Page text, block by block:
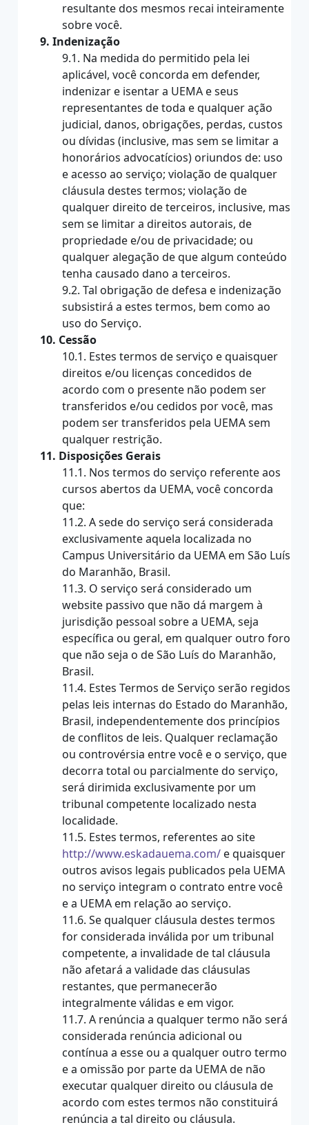
resultante dos mesmos recai inteiramente
sobre você.
9. Indenização
9.1. Na medida do permitido pela lei
aplicável, você concorda em defender,
indenizar e isentar a UEMA e seus
representantes de toda e qualquer ação
judicial, danos, obrigações, perdas, custos
ou dívidas (inclusive, mas sem se limitar a
honorários advocatícios) oriundos de: uso
e acesso ao serviço; violação de qualquer
cláusula destes termos; violação de
qualquer direito de terceiros, inclusive, mas
sem se limitar a direitos autorais, de
propriedade e/ou de privacidade; ou
qualquer alegação de que algum conteúdo
tenha causado dano a terceiros.
9.2. Tal obrigação de defesa e indenização
subsistirá a estes termos, bem como ao
uso do Serviço.
10. Cessão
10.1. Estes termos de serviço e quaisquer
direitos e/ou licenças concedidos de
acordo com o presente não podem ser
transferidos e/ou cedidos por você, mas
podem ser transferidos pela UEMA sem
qualquer restrição.
11. Disposições Gerais
11.1. Nos termos do serviço referente aos
cursos abertos da UEMA, você concorda
que:
11.2. A sede do serviço será considerada
exclusivamente aquela localizada no
Campus Universitário da UEMA em São Luís
do Maranhão, Brasil.
11.3. O serviço será considerado um
website passivo que não dá margem à
jurisdição pessoal sobre a UEMA, seja
específica ou geral, em qualquer outro foro
que não seja o de São Luís do Maranhão,
Brasil.
11.4. Estes Termos de Serviço serão regidos
pelas leis internas do Estado do Maranhão,
Brasil, independentemente dos princípios
de conflitos de leis. Qualquer reclamação
ou controvérsia entre você e o serviço, que
decorra total ou parcialmente do serviço,
será dirimida exclusivamente por um
tribunal competente localizado nesta
localidade.
11.5. Estes termos, referentes ao site
http://www.eskadauema.com/ e quaisquer
outros avisos legais publicados pela UEMA
no serviço integram o contrato entre você
e a UEMA em relação ao serviço.
11.6. Se qualquer cláusula destes termos
for considerada inválida por um tribunal
competente, a invalidade de tal cláusula
não afetará a validade das cláusulas
restantes, que permanecerão
integralmente válidas e em vigor.
11.7. A renúncia a qualquer termo não será
considerada renúncia adicional ou
contínua a esse ou a qualquer outro termo
e a omissão por parte da UEMA de não
executar qualquer direito ou cláusula de
acordo com estes termos não constituirá
renúncia a tal direito ou cláusula.